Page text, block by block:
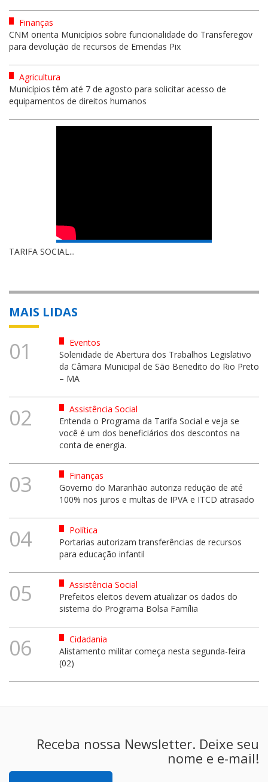
Finanças
CNM orienta Municípios sobre funcionalidade do Transferegov
para devolução de recursos de Emendas Pix
Agricultura
Municípios têm até 7 de agosto para solicitar acesso de
equipamentos de direitos humanos
TARIFA SOCIAL...
MAIS LIDAS
01
Eventos
Solenidade de Abertura dos Trabalhos Legislativo
da Câmara Municipal de São Benedito do Rio Preto
– MA
02
Assistência Social
Entenda o Programa da Tarifa Social e veja se
você é um dos beneficiários dos descontos na
conta de energia.
03
Finanças
Governo do Maranhão autoriza redução de até
100% nos juros e multas de IPVA e ITCD atrasado
04
Política
Portarias autorizam transferências de recursos
para educação infantil
05
Assistência Social
Prefeitos eleitos devem atualizar os dados do
sistema do Programa Bolsa Família
06
Cidadania
Alistamento militar começa nesta segunda-feira
(02)
Receba nossa Newsletter. Deixe seu
nome e e-mail!